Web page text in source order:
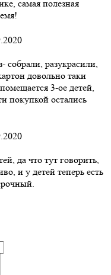
самая полезная
собрали, разукрасили,
довольно таки
3-ое детей,
покупкой остались
да что тут говорить,
и у детей теперь есть